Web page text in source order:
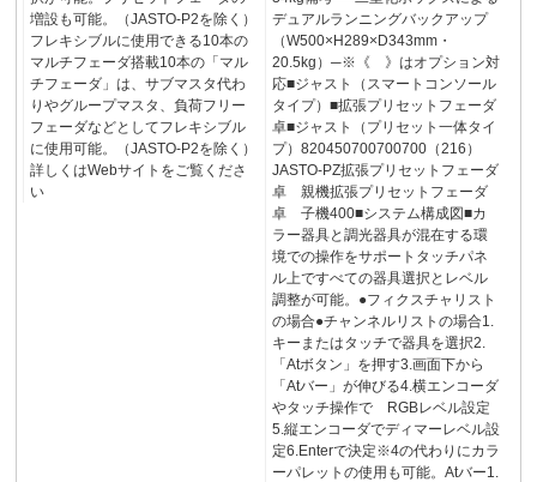
増設も可能。（JASTO-P2を除く）
フレキシブルに使用できる10本の
マルチフェーダ搭載10本の「マル
チフェーダ」は、サブマスタ代わ
りやグループマスタ、負荷フリー
フェーダなどとしてフレキシブル
に使用可能。（JASTO-P2を除く）
詳しくはWebサイトをご覧くださ
い
デュアルランニングバックアップ
（W500×H289×D343mm・
20.5kg）─※《 》はオプション対
応■ジャスト（スマートコンソール
タイプ）■拡張プリセットフェーダ
卓■ジャスト（プリセット一体タイ
プ）820450700700700（216）
JASTO-PZ拡張プリセットフェーダ
卓 親機拡張プリセットフェーダ
卓 子機400■システム構成図■カ
ラー器具と調光器具が混在する環
境での操作をサポートタッチパネ
ル上ですべての器具選択とレベル
調整が可能。●フィクスチャリスト
の場合●チャンネルリストの場合1.
キーまたはタッチで器具を選択2.
「Atボタン」を押す3.画面下から
「Atバー」が伸びる4.横エンコーダ
やタッチ操作で RGBレベル設定
5.縦エンコーダでディマーレベル設
定6.Enterで決定※4の代わりにカラ
ーパレットの使用も可能。Atバー1.